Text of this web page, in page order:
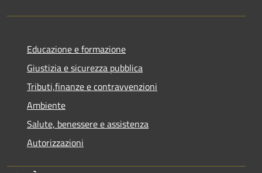
Educazione e formazione
Giustizia e sicurezza pubblica
Tributi,finanze e contravvenzioni
Ambiente
Salute, benessere e assistenza
Autorizzazioni